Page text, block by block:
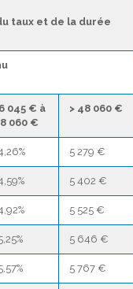
taux et de la durée
045 € à
060 €
> 48 060 €
5 279 €
5 402 €
5 525 €
5 646 €
5 767 €